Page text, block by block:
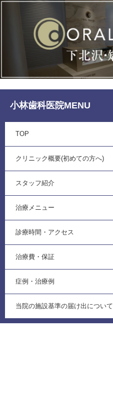
小林歯科医院MENU
TOP
クリニック概要(初めての方へ)
スタッフ紹介
治療メニュー
診療時間・アクセス
治療費・保証
症例・治療例
当院の施設基準の届け出について